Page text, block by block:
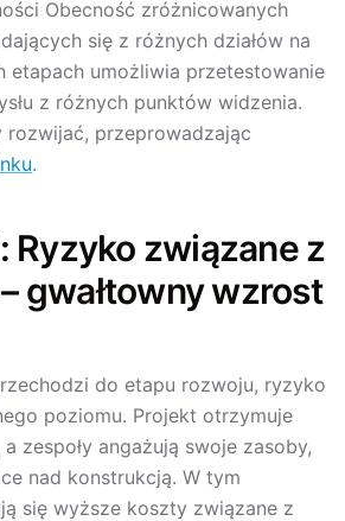
Obecność zróżnicowanych
się z różnych działów na
etapach umożliwia przetestowanie
z różnych punktów widzenia.
rozwijać, przeprowadzając
.
Ryzyko związane z
gwałtowny wzrost
do etapu rozwoju, ryzyko
poziomu. Projekt otrzymuje
zespoły angażują swoje zasoby,
nad konstrukcją. W tym
się wyższe koszty związane z